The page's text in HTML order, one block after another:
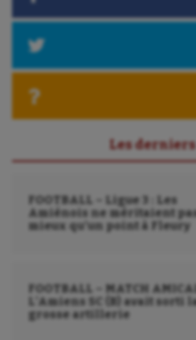
Les
FOOTBALL – Ligue 3 : Les
Amiénois ne méritaient
mieux qu’un point à Fleury
FOOTBALL – MATCH AMICAL
L’Amiens SC (B) avait sorti
grosse artillerie